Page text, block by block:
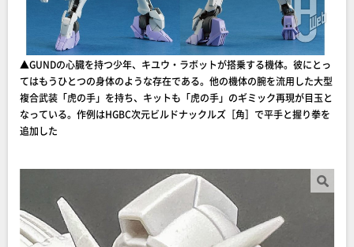
▲GUNDの心臓を持つ少年、キユウ・ラボットが搭乗する機体。彼にとっ
てはもうひとつの身体のような存在である。他の機体の腕を流用した大型
複合武装「虎の手」を持ち、キットも「虎の手」のギミック再現が目玉と
なっている。作例はHGBC次元ビルドナックルズ［角］で平手と握り拳を
追加した